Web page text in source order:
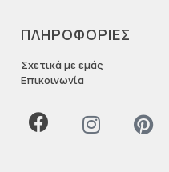
ΠΛΗΡΟΦΟΡΙΕΣ
Σχετικά με εμάς
Επικοινωνία